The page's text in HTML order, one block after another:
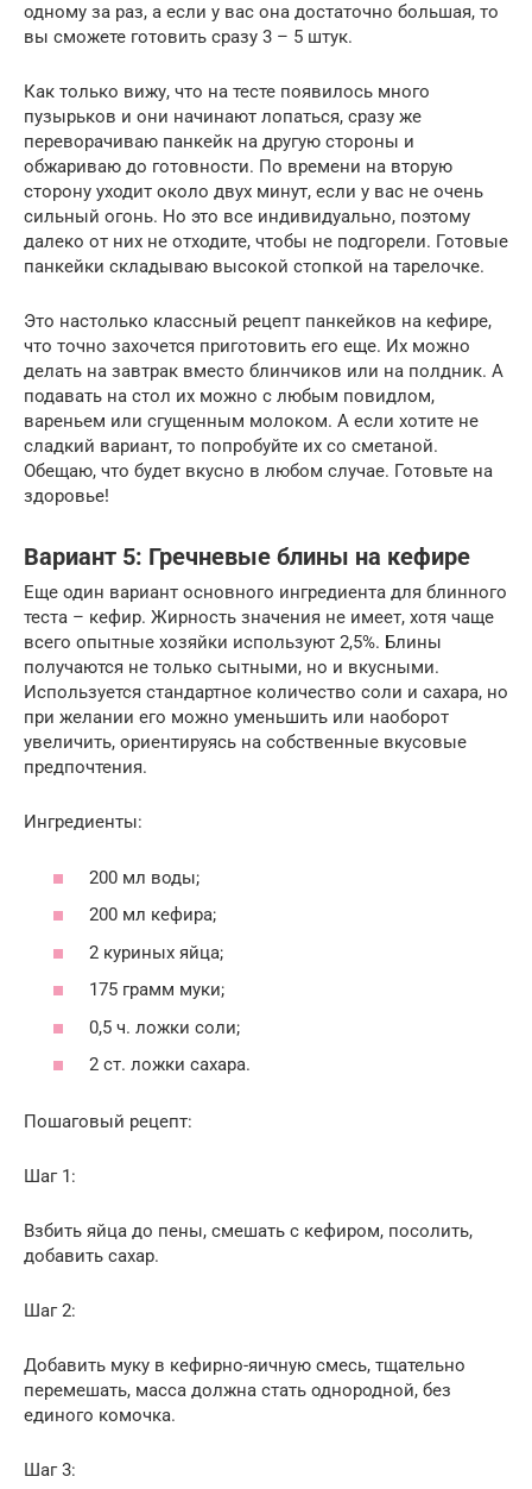
одному за раз, а если у вас она достаточно большая, то
вы сможете готовить сразу 3 – 5 штук.
Как только вижу, что на тесте появилось много
пузырьков и они начинают лопаться, сразу же
переворачиваю панкейк на другую стороны и
обжариваю до готовности. По времени на вторую
сторону уходит около двух минут, если у вас не очень
сильный огонь. Но это все индивидуально, поэтому
далеко от них не отходите, чтобы не подгорели. Готовые
панкейки складываю высокой стопкой на тарелочке.
Это настолько классный рецепт панкейков на кефире,
что точно захочется приготовить его еще. Их можно
делать на завтрак вместо блинчиков или на полдник. А
подавать на стол их можно с любым повидлом,
вареньем или сгущенным молоком. А если хотите не
сладкий вариант, то попробуйте их со сметаной.
Обещаю, что будет вкусно в любом случае. Готовьте на
здоровье!
Вариант 5: Гречневые блины на кефире
Еще один вариант основного ингредиента для блинного
теста – кефир. Жирность значения не имеет, хотя чаще
всего опытные хозяйки используют 2,5%. Блины
получаются не только сытными, но и вкусными.
Используется стандартное количество соли и сахара, но
при желании его можно уменьшить или наоборот
увеличить, ориентируясь на собственные вкусовые
предпочтения.
Ингредиенты:
200 мл воды;
200 мл кефира;
2 куриных яйца;
175 грамм муки;
0,5 ч. ложки соли;
2 ст. ложки сахара.
Пошаговый рецепт:
Шаг 1:
Взбить яйца до пены, смешать с кефиром, посолить,
добавить сахар.
Шаг 2:
Добавить муку в кефирно-яичную смесь, тщательно
перемешать, масса должна стать однородной, без
единого комочка.
Шаг 3: